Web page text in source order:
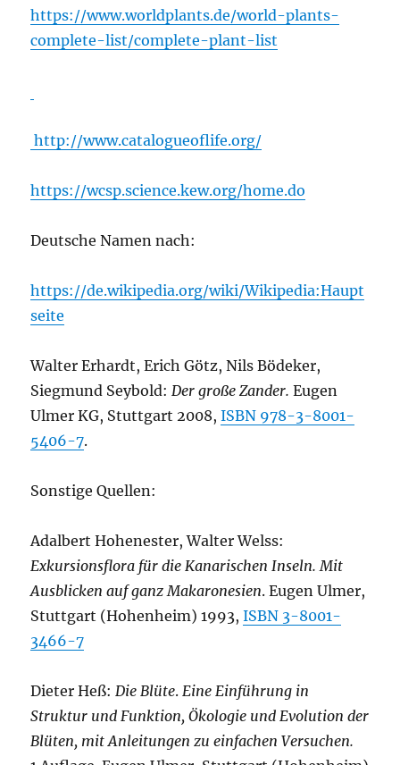
https://www.worldplants.de/world-plants-
complete-list/complete-plant-list
http://www.catalogueoflife.org/
https://wcsp.science.kew.org/home.do
Deutsche Namen nach:
https://de.wikipedia.org/wiki/Wikipedia:Haupt
seite
Walter Erhardt, Erich Götz, Nils Bödeker,
Siegmund Seybold:Der große Zander. Eugen
Ulmer KG, Stuttgart 2008,ISBN 978-3-8001-
5406-7.
Sonstige Quellen:
Adalbert Hohenester, Walter Welss:
Exkursionsflora für die Kanarischen Inseln. Mit
Ausblicken auf ganz Makaronesien. Eugen Ulmer,
Stuttgart (Hohenheim) 1993,ISBN 3-8001-
3466-7
Dieter Heß:Die Blüte. Eine Einführung in
Struktur und Funktion, Ökologie und Evolution der
Blüten, mit Anleitungen zu einfachen Versuchen.